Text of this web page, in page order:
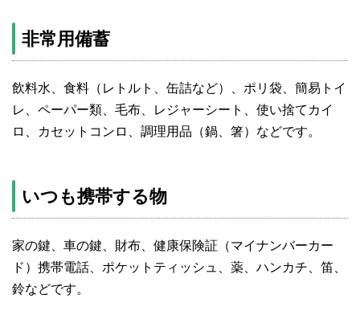
非常用備蓄
飲料水、食料（レトルト、缶詰など）、ポリ袋、簡易トイ
レ、ペーパー類、毛布、レジャーシート、使い捨てカイ
ロ、カセットコンロ、調理用品（鍋、箸）などです。
いつも携帯する物
家の鍵、車の鍵、財布、健康保険証（マイナンバーカー
ド）携帯電話、ポケットティッシュ、薬、ハンカチ、笛、
鈴などです。